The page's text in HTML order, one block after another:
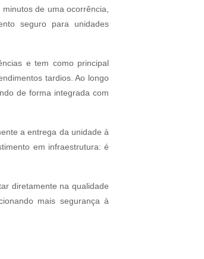
de uma ocorrência,
seguro para unidades
e tem como principal
tardios. Ao longo
de forma integrada com
a entrega da unidade à
em infraestrutura: é
diretamente na qualidade
mais segurança à